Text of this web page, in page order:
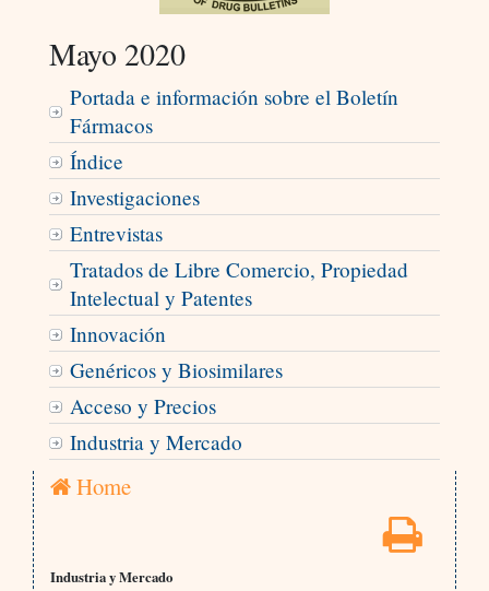
Mayo 2020
Portada e información sobre el Boletín
Fármacos
Índice
Investigaciones
Entrevistas
Tratados de Libre Comercio, Propiedad
Intelectual y Patentes
Innovación
Genéricos y Biosimilares
Acceso y Precios
Industria y Mercado
Home
Industria y Mercado